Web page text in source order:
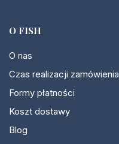
O FISH
O nas
Czas realizacji zamówienia
Formy płatności
Koszt dostawy
Blog